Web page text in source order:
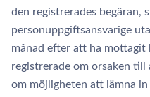
den registrerades begäran,
personuppgiftsansvarige
månad efter att ha mottagit
registrerade om orsaken
om möjligheten att lämna